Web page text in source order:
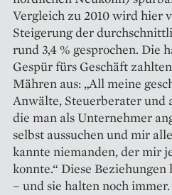
Vergleich zu 2010 wird hier
Steigerung der
rund 3,4 % gesprochen. Die
Gespür fürs Geschäft
Mähren aus: „All meine
Anwälte, Steuerberater und
die man als Unter­nehmer
selbst aussuchen und mir
kannte niemanden, der mir
konnte.“ Diese
– und sie halten noch immer.